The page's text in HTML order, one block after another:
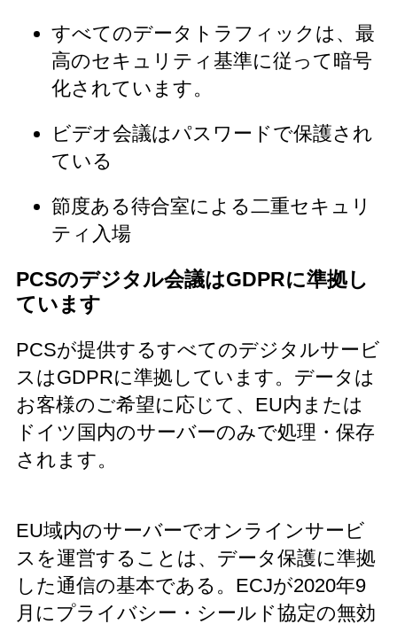
すべてのデータトラフィックは、最
高のセキュリティ基準に従って暗号
化されています。
ビデオ会議はパスワードで保護され
ている
節度ある待合室による二重セキュリ
ティ入場
PCSのデジタル会議はGDPRに準拠し
ています
PCSが提供するすべてのデジタルサービ
スはGDPRに準拠しています。データは
お客様のご希望に応じて、EU内または
ドイツ国内のサーバーのみで処理・保存
されます。
EU域内のサーバーでオンラインサービ
スを運営することは、データ保護に準拠
した通信の基本である。ECJが2020年9
月にプライバシー・シールド協定の無効